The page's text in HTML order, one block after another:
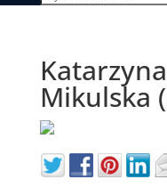
Mikulska